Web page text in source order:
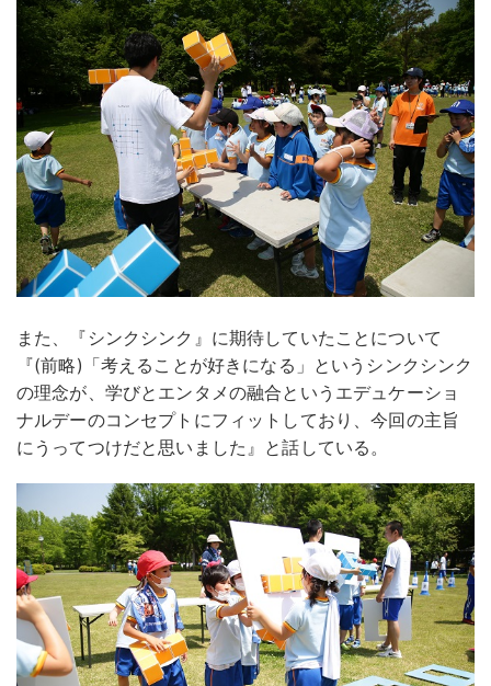
また、『シンクシンク』に期待していたことについて
『(前略)「考えることが好きになる」というシンクシンク
の理念が、学びとエンタメの融合というエデュケーショ
ナルデーのコンセプトにフィットしており、今回の主旨
にうってつけだと思いました』と話している。